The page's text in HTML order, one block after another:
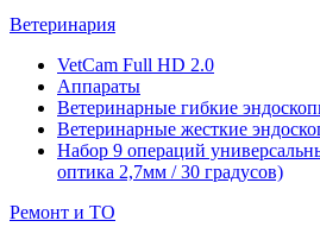
Ветеринария
VetCam Full HD 2.0
Аппараты
Ветеринарные гибкие
Ветеринарные жесткие
Набор 9 операций
оптика 2,7мм / 30 градусов)
Ремонт и ТО